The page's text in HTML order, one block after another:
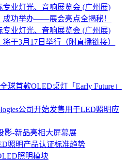
专业灯光、音响展览会 (广州展)
成功举办——展会亮点全揭秘！
专业灯光、音响展览会 (广州展)
将于3月17日举行（附直播链接）
球首款OLED桌灯「Early Future」
公司开始发售用于LED照明应
影-新品亮相大屏幕展
照明产品认证标准趋势
照明模块